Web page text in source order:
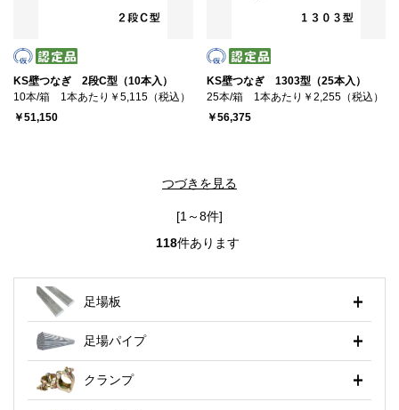
KS壁つなぎ 2段C型（10本入）
10本/箱 1本あたり￥5,115（税込）
￥51,150
KS壁つなぎ 1303型（25本入）
25本/箱 1本あたり￥2,255（税込）
￥56,375
つづきを見る
[1～8件]
118件あります
足場板
足場パイプ
クランプ